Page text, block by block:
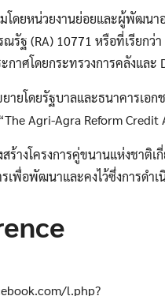
โดยหน่วยงานย่อยและผู้พัฒนา
รัฐ (RA) 10771 หรือที่เรียก
าศโดยกระทรวงการคลังและ
ยายโดยรัฐบาลและธนาคารเอ
Agri-Agra Reform Credit
ร้างโครงการคู่ขนานแห่งชาติเ
เพื่อพัฒนาและคงไว้ซึ่งการดำเ
l.php?